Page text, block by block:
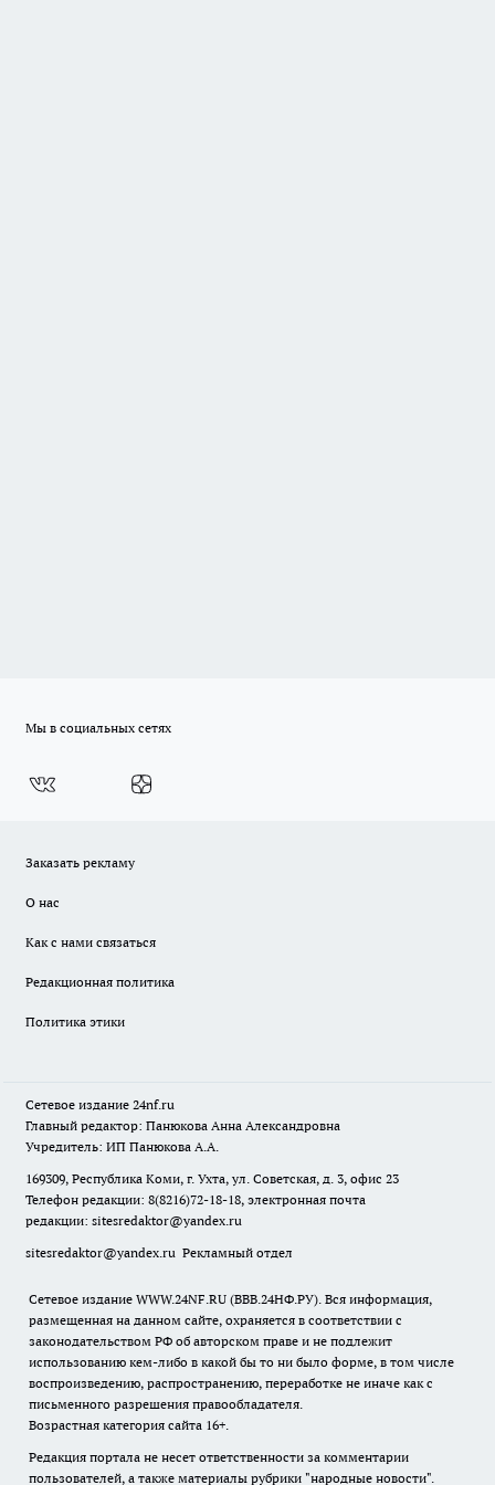
Мы в социальных сетях
Заказать рекламу
О нас
Как с нами связаться
Редакционная политика
Политика этики
Сетевое издание 24nf.ru
Главный редактор: Панюкова Анна Александровна
Учредитель: ИП Панюкова А.А.
169309, Республика Коми, г. Ухта, ул. Советская, д. 3, офис 23
Телефон редакции: 8(8216)72-18-18, электронная почта
редакции: sitesredaktor@yandex.ru
sitesredaktor@yandex.ru Рекламный отдел
Сетевое издание WWW.24NF.RU (ВВВ.24НФ.РУ). Вся информация,
размещенная на данном сайте, охраняется в соответствии с
законодательством РФ об авторском праве и не подлежит
использованию кем-либо в какой бы то ни было форме, в том числе
воспроизведению, распространению, переработке не иначе как с
письменного разрешения правообладателя.
Возрастная категория сайта 16+.
Редакция портала не несет ответственности за комментарии
пользователей, а также материалы рубрики "народные новости".